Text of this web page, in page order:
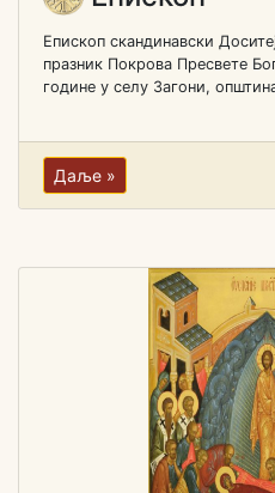
Епископ скандинавски
празник Покрова Пресвете
године у селу Загони,
Даље »